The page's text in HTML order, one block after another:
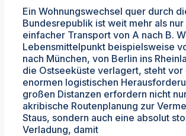
Ein Wohnungswechsel quer durch
Bundesrepublik ist weit mehr als nur
einfacher Transport von A nach B.
Lebensmittelpunkt beispielsweise
nach München, von Berlin ins
die Ostseeküste verlagert, steht vor
enormen logistischen
großen Distanzen erfordern nicht
akribische Routenplanung zur
Staus, sondern auch eine absolut
Verladung, damit